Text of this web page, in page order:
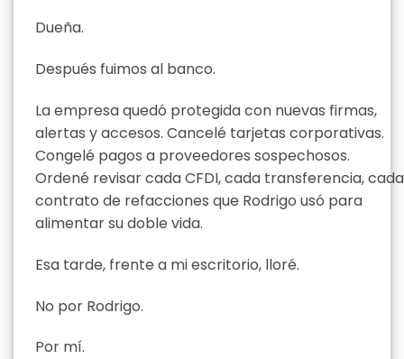
Dueña.
Después fuimos al banco.
La empresa quedó protegida con nuevas firmas,
alertas y accesos. Cancelé tarjetas corporativas.
Congelé pagos a proveedores sospechosos.
Ordené revisar cada CFDI, cada transferencia, cada
contrato de refacciones que Rodrigo usó para
alimentar su doble vida.
Esa tarde, frente a mi escritorio, lloré.
No por Rodrigo.
Por mí.